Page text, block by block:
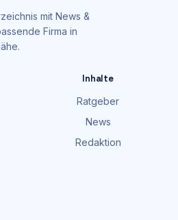
mit News &
Firma in
Inhalte
Ratgeber
News
Redaktion